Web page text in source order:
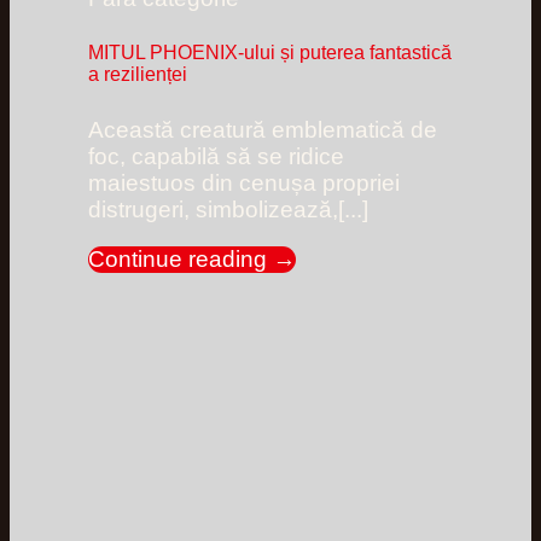
MITUL PHOENIX-ului și puterea fantastică
a rezilienței
Această creatură emblematică de
foc, capabilă să se ridice
maiestuos din cenușa propriei
distrugeri, simbolizează,[...]
Continue reading →